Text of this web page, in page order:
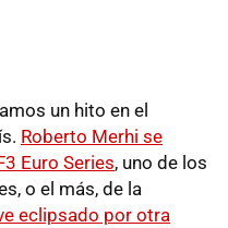
un hito en el
Roberto Merhi se
Euro Series, uno de los
o el más, de la
eclipsado por otra